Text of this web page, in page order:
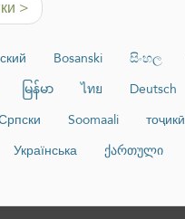
>
Bosanski සිංහල
မြန်မာ ไทย Deutsch
Soomaali тоҷикӣ
Українська ქართული